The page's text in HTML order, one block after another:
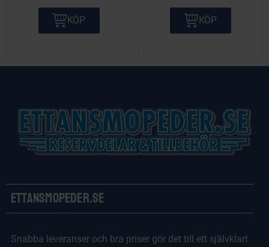
KÖP KÖP
Ettansmopeder.se
Snabba leveranser och bra priser gör det till ett självklart